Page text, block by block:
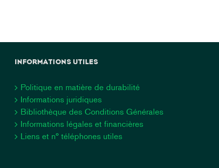
INFORMATIONS UTILES
Politique en matière de durabilité
Informations juridiques
Bibliothèque des Conditions Générales
Informations légales et financières
Liens et n° téléphones utiles